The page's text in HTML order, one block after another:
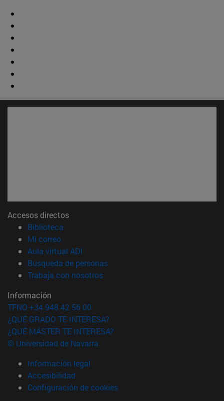
Accesos directos
Biblioteca
Mi correo(abre en nueva ventana)
Aula virtual ADI
Búsqueda de personas(abre en nueva ventana)
Trabaja con nosotros(abre en nueva ventana)
Información
TFNO +34 948 42 56 00
¿QUÉ GRADO TE INTERESA?
¿QUÉ MÁSTER TE INTERESA?
© Universidad de Navarra
Información legal
Accesibilidad
Configuración de cookies